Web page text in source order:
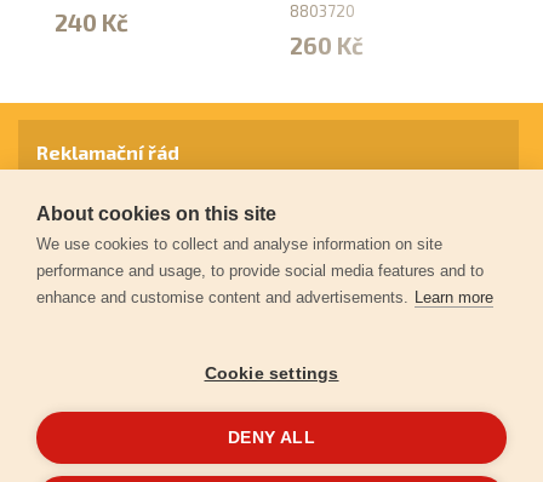
240 Kč
8803720
260 Kč
© 2026Extol.cz- Všechna práva vyhrazena
Reklamační řád
Záruční podmínky
Ochrana osobních údajů
About cookies on this site
We use cookies to collect and analyse information on site
performance and usage, to provide social media features and to
enhance and customise content and advertisements. Learn more
Cookie settings
DENY ALL